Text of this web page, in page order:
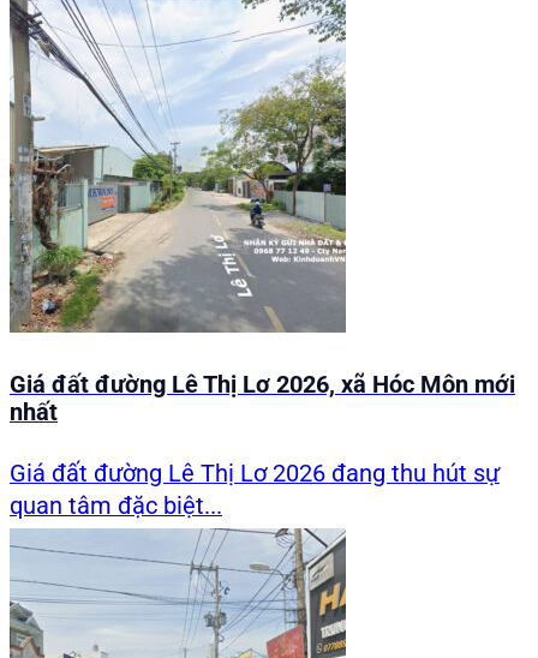
Giá đất đường Lê Thị Lơ 2026, xã Hóc Môn mới
nhất
Giá đất đường Lê Thị Lơ 2026 đang thu hút sự
quan tâm đặc biệt...